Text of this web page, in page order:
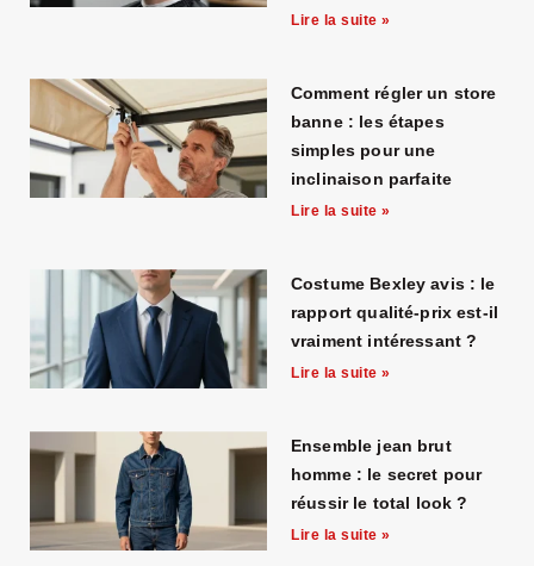
Lire la suite »
Comment régler un store
banne : les étapes
simples pour une
inclinaison parfaite
Lire la suite »
Costume Bexley avis : le
rapport qualité-prix est-il
vraiment intéressant ?
Lire la suite »
Ensemble jean brut
homme : le secret pour
réussir le total look ?
Lire la suite »